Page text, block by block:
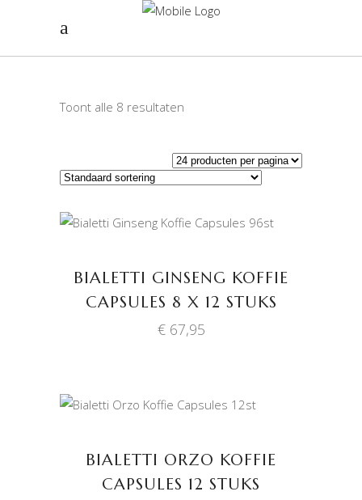
Toont alle 8 resultaten
BIALETTI GINSENG KOFFIE
CAPSULES 8 X 12 STUKS
€67,95
BIALETTI ORZO KOFFIE
CAPSULES 12 STUKS